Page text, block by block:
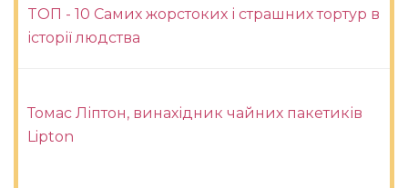
TОП - 10 Самих жорстоких і страшних тортур в
історії людства
Томас Ліптон, винахідник чайних пакетиків
Lipton